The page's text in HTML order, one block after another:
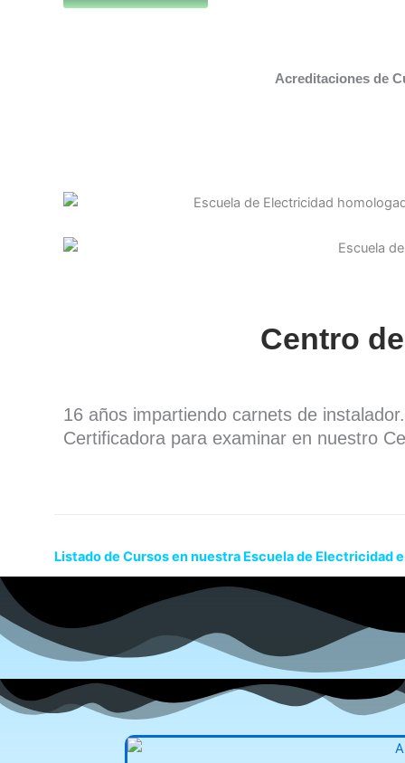
Acreditaciones de
Centro
16 años impartiendo carnets de
Certificadora para examinar en nuestro
Listado de Cursos en nuestra Escuela de Electricidad